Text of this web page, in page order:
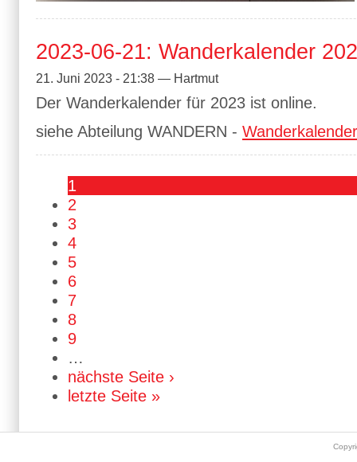
2023-06-21: Wanderkalender
21. Juni 2023 - 21:38 — Hartmut
Der Wanderkalender für 2023 ist online.
siehe Abteilung WANDERN - Wanderkalender
1
2
3
4
5
6
7
8
9
…
nächste Seite ›
letzte Seite »